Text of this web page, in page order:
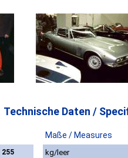
Technische Daten /
Maße / Measures
255
kg/leer